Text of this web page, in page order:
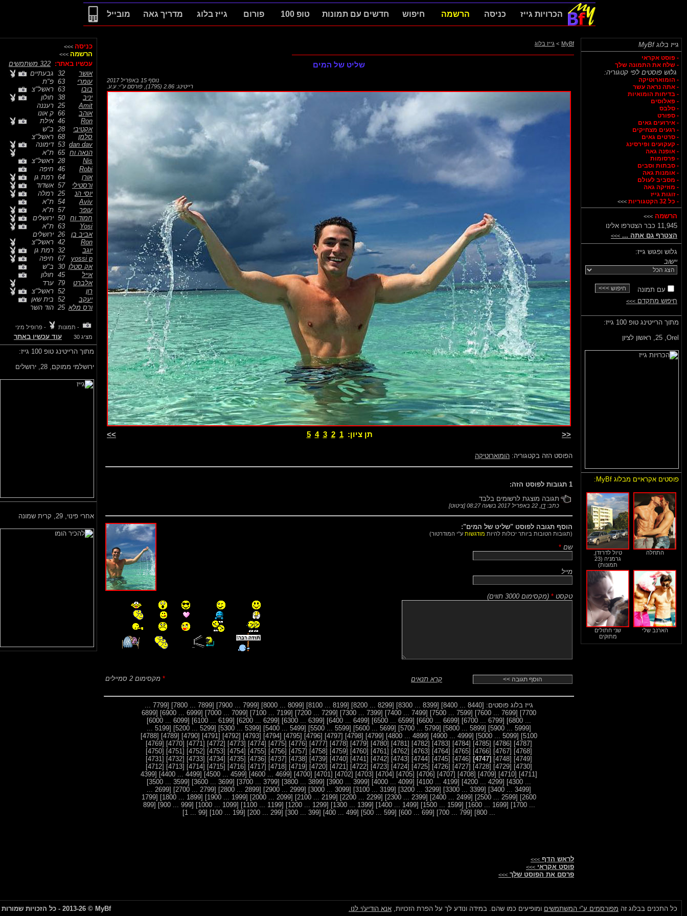
הכרויות גייז כניסה הרשמה חיפוש חדשים עם תמונות טופ 100 פורום גייז בלוג מדריך גאה מובייל
גייז בלוג MyBf
- פוסט אקראי
- שלח את התמונה שלך
גלוש פוסטים לפי קטגוריה:
- הומוארוטיקה
- אתה נראה עשר
- בדיחות הומואיות
- פאלוסים
- סלבס
- ספורט
- אירועים גאים
- רגעים מצחיקים
- סרטים גאים
- קעקועים ופירסינג
- אופנה גאה
- פרסומות
- סבתות וסבים
- אומנות גאה
- מסביב לעולם
- מוזיקה גאה
- זוגות גייז
- כל 32 הקטגוריות
>>>
הרשמה >>>
11,945 כבר הצטרפו אלינו
הצטרף גם אתה ... >>>
גלוש ופגוש גייז:
יישוב
עם תמונה
חיפוש מתקדם >>>
מתוך הרייטינג טופ 100 גייז:
Orel, 25, ראשון לציון
פוסטים אקראיים מבלוג MyBf:
התחלה
טיול לדרזדן,
גרמניה (23
תמונות)
הארנב שלי
שני חתולים
מתוקים
MyBf
> גייז בלוג
שליט של המים
נוסף 15 באפריל 2017
רייטינג: 2.86 (1795)
פורסם ע"י:ע.ע.
<< תן ציון:1
2
3
4
5
>>
הפוסט הזה בקטגוריה: הומוארוטיקה
1 תגובות לפוסט הזה:
תגובה מוצגת לרשומים בלבד
כתב:דן 22 באפריל 2017 בשעה 08:27 [ציטוט]
הוסף תגובה לפוסט "שליט של המים":
(תגובות הטובות ביותר יכולות להיות מודגשות ע"י המודרטור)
שם *
מייל
טקסט *
(מקסימום 3000 תווים )
קרא תנאים * מקסימום 2 סמיילים
גייז בלוג פוסטים: [8440 ... 8400]
[8399 ... 8300]
[8299 ... 8200]
[8199 ... 8100]
[8099 ... 8000]
[7999 ... 7900]
[7899 ... 7800]
[7799 ...
7700]
[7699 ... 7600]
[7599 ... 7500]
[7499 ... 7400]
[7399 ... 7300]
[7299 ... 7200]
[7199 ... 7100]
[7099 ... 7000]
[6999 ... 6900]
[6899
... 6800]
[6799 ... 6700]
[6699 ... 6600]
[6599 ... 6500]
[6499 ... 6400]
[6399 ... 6300]
[6299 ... 6200]
[6199 ... 6100]
[6099 ... 6000]
[5999 ... 5900]
[5899 ... 5800]
[5799 ... 5700]
[5699 ... 5600]
[5599 ... 5500]
[5499 ... 5400]
[5399 ... 5300]
[5299 ... 5200]
[5199 ...
5100]
[5099 ... 5000]
[4999 ... 4900]
[4899 ... 4800]
[4799]
[4798]
[4797]
[4796]
[4795]
[4794]
[4793]
[4792]
[4791]
[4790]
[4789]
[4788]
[4787]
[4786]
[4785]
[4784]
[4783]
[4782]
[4781]
[4780]
[4779]
[4778]
[4777]
[4776]
[4775]
[4774]
[4773]
[4772]
[4771]
[4770]
[4769]
[4768]
[4767]
[4766]
[4765]
[4764]
[4763]
[4762]
[4761]
[4760]
[4759]
[4758]
[4757]
[4756]
[4755]
[4754]
[4753]
[4752]
[4751]
[4750]
[4749]
[4748]
[4747]
[4746]
[4745]
[4744]
[4743]
[4742]
[4741]
[4740]
[4739]
[4738]
[4737]
[4736]
[4735]
[4734]
[4733]
[4732]
[4731]
[4730]
[4729]
[4728]
[4727]
[4726]
[4725]
[4724]
[4723]
[4722]
[4721]
[4720]
[4719]
[4718]
[4717]
[4716]
[4715]
[4714]
[4713]
[4712]
[4711]
[4710]
[4709]
[4708]
[4707]
[4706]
[4705]
[4704]
[4703]
[4702]
[4701]
[4700]
[4699 ... 4600]
[4599 ... 4500]
[4499 ... 4400]
[4399
... 4300]
[4299 ... 4200]
[4199 ... 4100]
[4099 ... 4000]
[3999 ... 3900]
[3899 ... 3800]
[3799 ... 3700]
[3699 ... 3600]
[3599 ... 3500]
[3499 ... 3400]
[3399 ... 3300]
[3299 ... 3200]
[3199 ... 3100]
[3099 ... 3000]
[2999 ... 2900]
[2899 ... 2800]
[2799 ... 2700]
[2699 ...
2600]
[2599 ... 2500]
[2499 ... 2400]
[2399 ... 2300]
[2299 ... 2200]
[2199 ... 2100]
[2099 ... 2000]
[1999 ... 1900]
[1899 ... 1800]
[1799
... 1700]
[1699 ... 1600]
[1599 ... 1500]
[1499 ... 1400]
[1399 ... 1300]
[1299 ... 1200]
[1199 ... 1100]
[1099 ... 1000]
[999 ... 900]
[899
... 800]
[799 ... 700]
[699 ... 600]
[599 ... 500]
[499 ... 400]
[399 ... 300]
[299 ... 200]
[199 ... 100]
[99 ... 1]
לראש הדף >>>
פוסט אקראי >>>
פרסם את הפוסט שלך >>>
כניסה >>>
הרשמה >>>
עכשיו באתר: 322 משתמשים
אושר
גבעתיים
עומרי
פ"ת
בובו
ראשל"צ
יניב
חולון
Amit
25
רעננה
אוהב
ק אונו
Ron
אילת
אקטיבי
ב"ש
סלמן
ראשל"צ
dan dav
דימונה
הנאה וח 65
ת"א
Nis
ראשל"צ
Robi
חיפה
אורן
רמת גן
ורסטילי
57
אשדוד
יוסי הנ
25
רמלה
Aviv
ת"א
עופר
57
ת"א
חמוד וח
ירושלים
Yosi
ת"א
אביב בן
ירושלים
Ron
ראשל"צ
יוגב
רמת גן
yossi p
67
חיפה
אק סטלן
ב"ש
אייל
45
חולון
אלברט
ערד
רון
ראשל"צ
יעקב
בית שאן
ורס מלא 25 הוד השר
- תמונות
- פרופיל מיני
מציג 30
עוד עכשיו באתר
מתוך הרייטינג טופ 100 גייז:
ירושלמי ממוקם, 28, ירושלים
אחרי פינוי, 29, קרית שמונה
כל התכנים בבלוג זה מפורסמים ע"י המשתמשים ומופיעים כמו שהם. במידה ונודע לך על הפרת הזכויות, אנא הודיע/י לנו. MyBf © 2013-26 - כל הזכויות שמורות